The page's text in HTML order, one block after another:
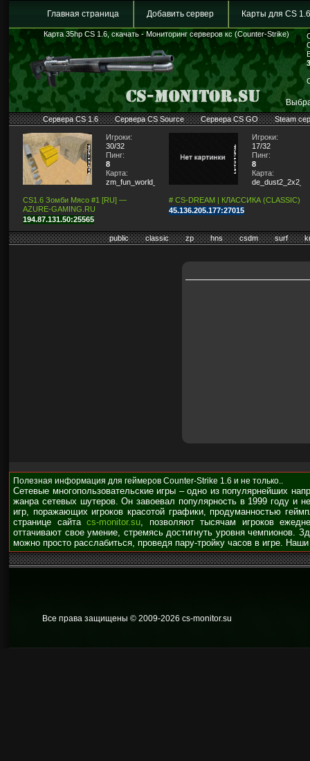
Главная страница Добавить сервер Карты для CS 1.6
Карта 35hp CS 1.6, скачать - Мониторинг серверов кс (Counter-Strike)
Сервера CS 1.6 Сервера CS Source Сервера CS GO Steam
Игроки:
30/32
Пинг:
8
Карта:
zm_fun_world_4_final
CS1.6 Зомби Мясо #1 [RU] —
AZURE-GAMING.RU
194.87.131.50:25565
Игроки:
17/32
Пинг:
8
Карта:
# CS-DREAM | КЛАССИКА (CLASSIC)
45.136.205.177:27015
public classic zp hns csdm surf
Полезная информация для геймеров Counter-Strike 1.6 и не только..
Сетевые многопользовательские игры – одно из популярнейших
жанра сетевых шутеров. Он завоевал популярность в 1999 году и
игр, поражающих игроков красотой графики, продуманностью
странице сайта cs-monitor.su, позволяют тысячам игроков
оттачивают свое умение, стремясь достигнуть уровня чемпионов.
можно просто расслабиться, проведя пару-тройку часов в игре.
Все права защищены © 2009-2026 cs-monitor.su